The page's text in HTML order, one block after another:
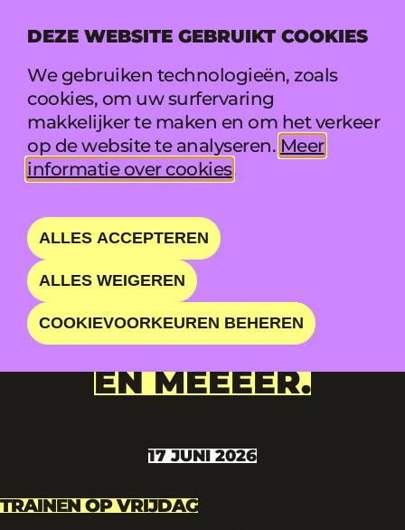
DEZE WEBSITE GEBRUIKT COOKIES
We gebruiken technologieën, zoals
cookies, om uw surfervaring
makkelijker te maken en om het verkeer
op de website te analyseren. Meer
informatie over cookies.
ALLES ACCEPTEREN
ALLES WEIGEREN
COOKIEVOORKEUREN BEHEREN
MENU
Nieuwsoverzicht
NIEUWE NAMEN:
BECKY HILL,
NATASHA
BEDINGFIELD,
EN MEEEER.
17 JUNI 2026
TRAINEN OP VRIJDAG